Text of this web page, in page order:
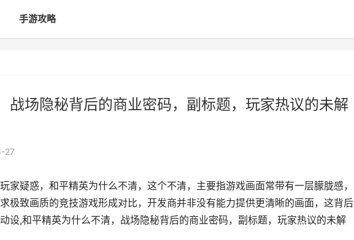
手游攻略
战场隐秘背后的商业密码，副标题，玩家热议的未解
27
家疑惑，和平精英为什么不清，这个不清，主要指游戏画面常带有一层朦胧感，
极致画质的竞技游戏形成对比，开发商并非没有能力提供更清晰的画面，这背后
设,和平精英为什么不清，战场隐秘背后的商业密码，副标题，玩家热议的未解